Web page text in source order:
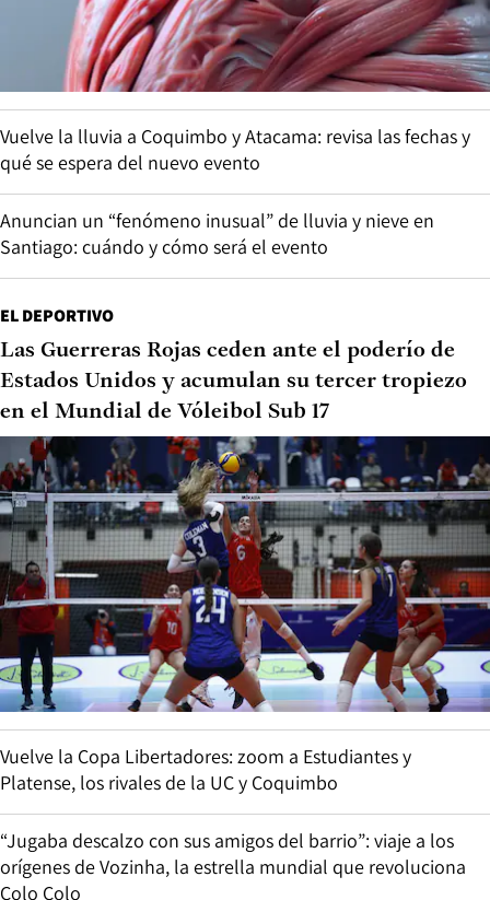
Vuelve la lluvia a Coquimbo y Atacama: revisa las fechas y
qué se espera del nuevo evento
Anuncian un “fenómeno inusual” de lluvia y nieve en
Santiago: cuándo y cómo será el evento
EL DEPORTIVO
Las Guerreras Rojas ceden ante el poderío de
Estados Unidos y acumulan su tercer tropiezo
en el Mundial de Vóleibol Sub 17
Vuelve la Copa Libertadores: zoom a Estudiantes y
Platense, los rivales de la UC y Coquimbo
“Jugaba descalzo con sus amigos del barrio”: viaje a los
orígenes de Vozinha, la estrella mundial que revoluciona
Colo Colo